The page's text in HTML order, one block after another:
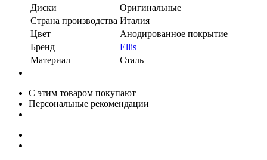
Диски
Оригинальные
Страна производства Италия
Цвет
Анодированное покрытие
Бренд
Ellis
Материал
Сталь
С этим товаром покупают
Персональные рекомендации